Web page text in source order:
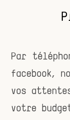
Par
facebook,
vos
votre